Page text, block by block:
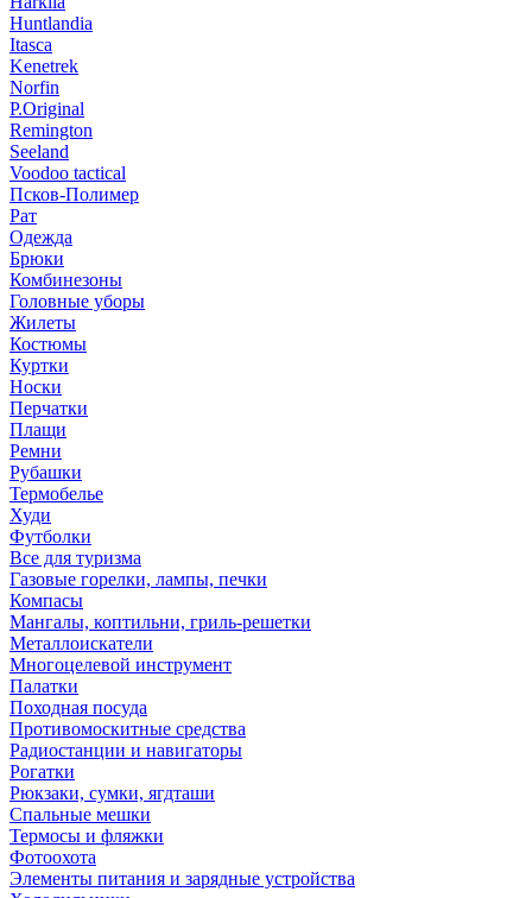
Huntlandia
Itasca
Kenetrek
Norfin
P.Original
Remington
Seeland
Voodoo tactical
Псков-Полимер
Рат
Одежда
Брюки
Комбинезоны
Головные уборы
Жилеты
Костюмы
Куртки
Носки
Перчатки
Плащи
Ремни
Рубашки
Термобелье
Худи
Футболки
Все для туризма
Газовые горелки, лампы, печки
Компасы
Мангалы, коптильни, гриль-решетки
Металлоискатели
Многоцелевой инструмент
Палатки
Походная посуда
Противомоскитные средства
Радиостанции и навигаторы
Рогатки
Рюкзаки, сумки, ягдташи
Спальные мешки
Термосы и фляжки
Фотоохота
Элементы питания и зарядные устройства